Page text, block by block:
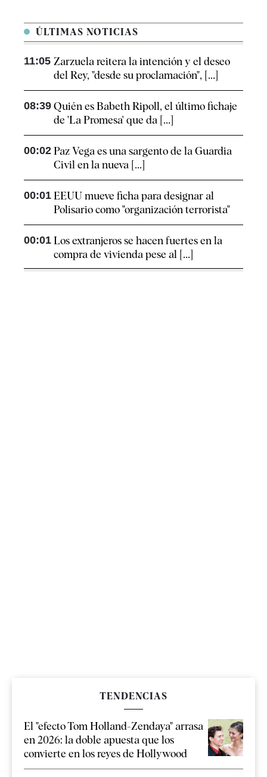
ÚLTIMAS NOTICIAS
11:05 Zarzuela reitera la intención y el deseo
del Rey, "desde su proclamación", [...]
08:39 Quién es Babeth Ripoll, el último fichaje
de 'La Promesa' que da [...]
00:02 Paz Vega es una sargento de la Guardia
Civil en la nueva [...]
00:01 EEUU mueve ficha para designar al
Polisario como "organización terrorista"
00:01 Los extranjeros se hacen fuertes en la
compra de vivienda pese al [...]
TENDENCIAS
El "efecto Tom Holland-Zendaya" arrasa
en 2026: la doble apuesta que los
convierte en los reyes de Hollywood